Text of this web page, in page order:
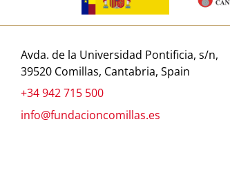
Avda. de la Universidad Pontificia, s/n,
39520 Comillas, Cantabria, Spain
+34 942 715 500
info@fundacioncomillas.es